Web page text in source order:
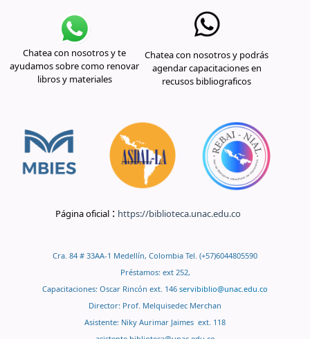
Chatea con nosotros y te
ayudamos sobre como renovar
libros y materiales
Chatea con nosotros y podrás
agendar capacitaciones en
recusos bibliograficos
Página oficial : https://biblioteca.unac.edu.co
Cra. 84 # 33AA-1 Medellín, Colombia Tel. (+57)6044805590
Préstamos: ext 252,
Capacitaciones: Oscar Rincón ext. 146 servibiblio@unac.edu.co
Director: Prof. Melquisedec Merchan
Asistente: Niky Aurimar Jaimes ext. 118